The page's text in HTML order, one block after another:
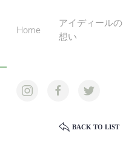
Home
アイディールの
想い
BACK TO LIST